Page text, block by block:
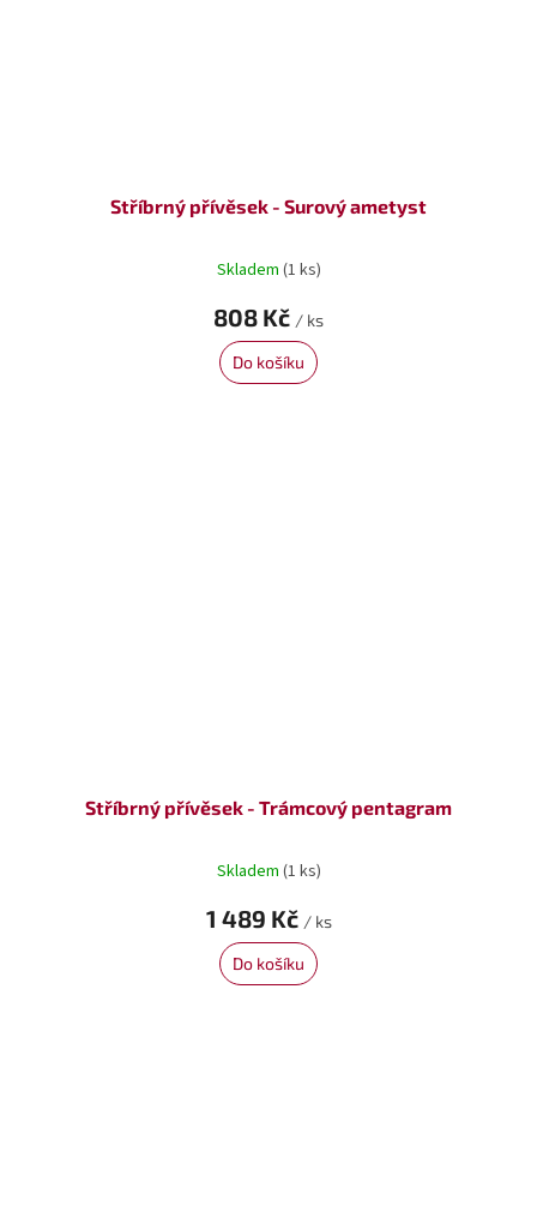
Stříbrný přívěsek - Surový ametyst
Skladem (1 ks)
808 Kč / ks
Do košíku
Stříbrný přívěsek - Trámcový pentagram
Skladem (1 ks)
1 489 Kč / ks
Do košíku